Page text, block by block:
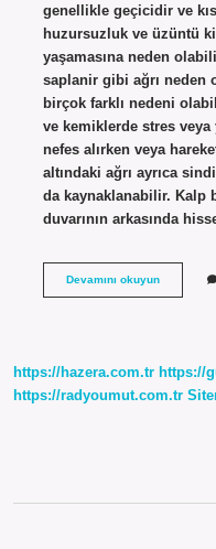
genellikle geçicidir ve
huzursuzluk ve üzüntü
yaşamasına neden
saplanir gibi ağrı neden
birçok farklı nedeni
ve kemiklerde stres veya
nefes alırken veya
altındaki ağrı ayrıca
da kaynaklanabilir. Kalp
duvarının arkasında
Devamını okuyunKalpte
https://hazera.com.tr https://
https://radyoumut.com.tr